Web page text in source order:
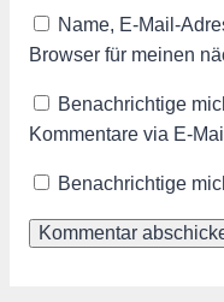
Name, E-Mail-
Browser für meinen
Benachrichtige
Kommentare via E-
Benachrichtige